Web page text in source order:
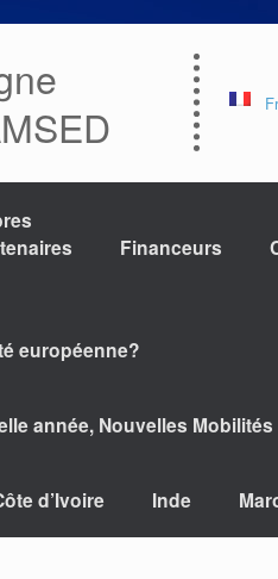
Financeurs
européenne?
année, Nouvelles Mobilités
d’Ivoire Inde